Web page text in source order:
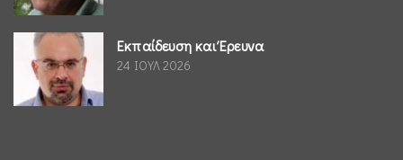
Εκπαίδευση και Έρευνα
24 ΙΟΥΛ 2026